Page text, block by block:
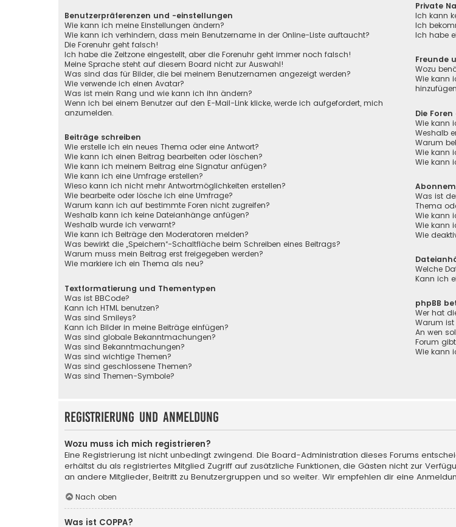
Benutzerpräferenzen und -einstellungen
Wie kann ich meine Einstellungen ändern?
Wie kann ich verhindern, dass mein Benutzername in der Online-Liste auftaucht?
Die Forenuhr geht falsch!
Ich habe die Zeitzone eingestellt, aber die Forenuhr geht immer noch falsch!
Meine Sprache steht auf diesem Board nicht zur Auswahl!
Was sind das für Bilder, die bei meinem Benutzernamen angezeigt werden?
Wie verwende ich einen Avatar?
Was ist mein Rang und wie kann ich ihn ändern?
Wenn ich bei einem Benutzer auf den E-Mail-Link klicke, werde ich aufgefordert, mich
anzumelden.
Beiträge schreiben
Wie erstelle ich ein neues Thema oder eine Antwort?
Wie kann ich einen Beitrag bearbeiten oder löschen?
Wie kann ich meinem Beitrag eine Signatur anfügen?
Wie kann ich eine Umfrage erstellen?
Wieso kann ich nicht mehr Antwortmöglichkeiten erstellen?
Wie bearbeite oder lösche ich eine Umfrage?
Warum kann ich auf bestimmte Foren nicht zugreifen?
Weshalb kann ich keine Dateianhänge anfügen?
Weshalb wurde ich verwarnt?
Wie kann ich Beiträge den Moderatoren melden?
Was bewirkt die „Speichern“-Schaltfläche beim Schreiben eines Beitrags?
Warum muss mein Beitrag erst freigegeben werden?
Wie markiere ich ein Thema als neu?
Textformatierung und Thementypen
Was ist BBCode?
Kann ich HTML benutzen?
Was sind Smileys?
Kann ich Bilder in meine Beiträge einfügen?
Was sind globale Bekanntmachungen?
Was sind Bekanntmachungen?
Was sind wichtige Themen?
Was sind geschlossene Themen?
Was sind Themen-Symbole?
Private
Ich kann
Ich
Ich habe
Freunde
Wozu
Wie kann
Die
Wie kann
Weshalb
Warum
Wie kann
Wie kann
Was ist
Thema
Wie kann
Wie kann
Wie
Welche
Kann ich
phpBB
Wer hat
Warum ist
An wen
Forum
Wie kann
Registrierung und Anmeldung
Wozu muss ich mich registrieren?
Eine Registrierung ist nicht unbedingt zwingend. Die Board-Administration dieses Forums
erhältst du als registriertes Mitglied Zugriff auf zusätzliche Funktionen, die Gästen nicht zur
an andere Mitglieder, Beitritt zu Benutzergruppen und so weiter. Wir empfehlen dir eine
Nach oben
Was ist COPPA?